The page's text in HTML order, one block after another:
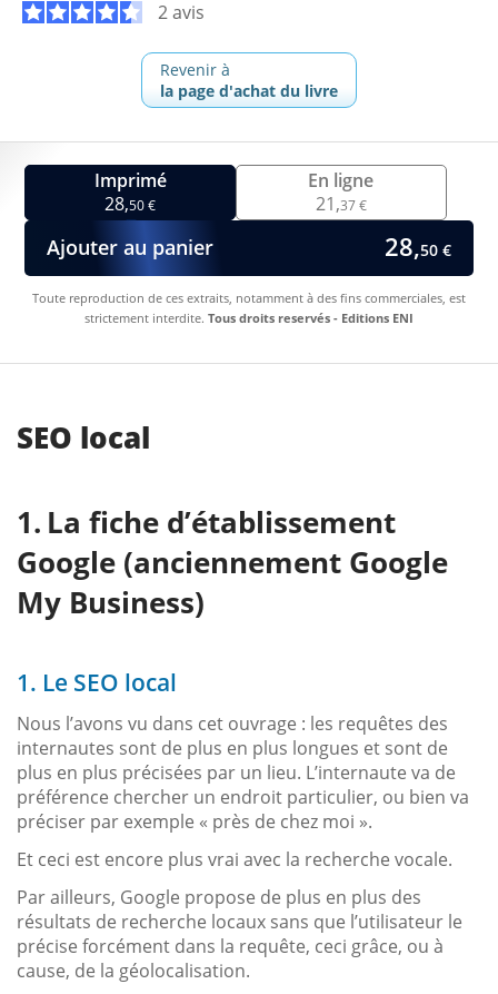
2 avis
Revenir à
la page d'achat du livre
Imprimé
28,50 €
En ligne
21,37 €
Ajouter au panier 28,50 €
Toute reproduction de ces extraits, notamment à des fins commerciales, est
strictement interdite. Tous droits reservés - Editions ENI
SEO local
La fiche d’établissement
Google (anciennement Google
My Business)
1. Le SEO local
Nous l’avons vu dans cet ouvrage : les requêtes des
internautes sont de plus en plus longues et sont de
plus en plus précisées par un lieu. L’internaute va de
préférence chercher un endroit particulier, ou bien va
préciser par exemple « près de chez moi ».
Et ceci est encore plus vrai avec la recherche vocale.
Par ailleurs, Google propose de plus en plus des
résultats de recherche locaux sans que l’utilisateur le
précise forcément dans la requête, ceci grâce, ou à
cause, de la géolocalisation.